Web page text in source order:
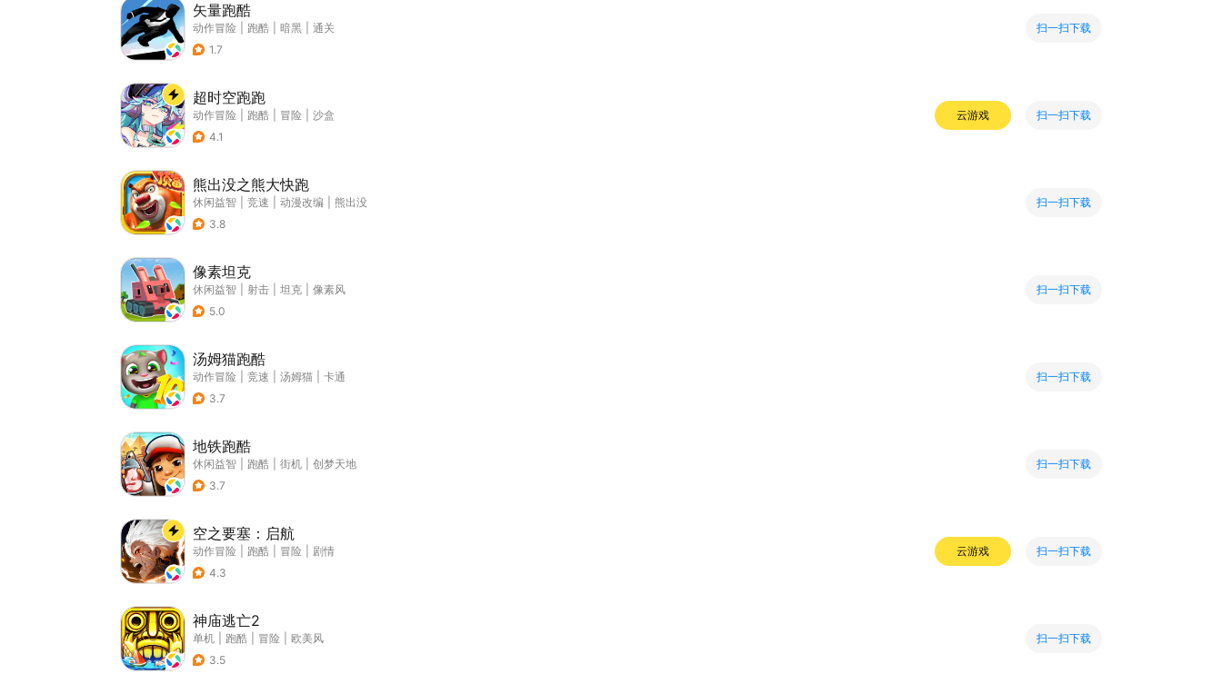
矢量跑酷
动作冒险 跑酷 暗黑
通关
1.7
扫一扫下载
超时空跑跑
动作冒险 跑酷 冒险
沙盒
4.1
云游戏 扫一扫下载
熊出没之熊大快跑
休闲益智 竞速 动漫改编
熊出没
3.8
扫一扫下载
像素坦克
休闲益智 射击 坦克
像素风
5.0
扫一扫下载
汤姆猫跑酷
动作冒险 竞速 汤姆猫
卡通
3.7
扫一扫下载
地铁跑酷
休闲益智 跑酷 街机
创梦天地
3.7
扫一扫下载
空之要塞：启航
动作冒险 跑酷 冒险
剧情
4.3
云游戏 扫一扫下载
神庙逃亡2
单机 跑酷 冒险
欧美风
3.5
扫一扫下载